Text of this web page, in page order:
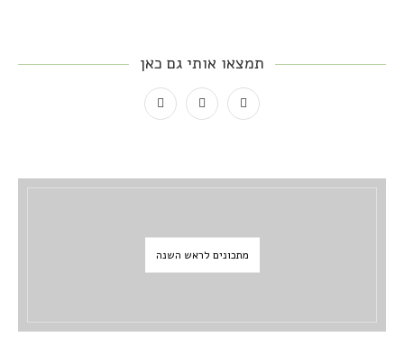
תמצאו אותי גם כאן
מתכונים לראש השנה